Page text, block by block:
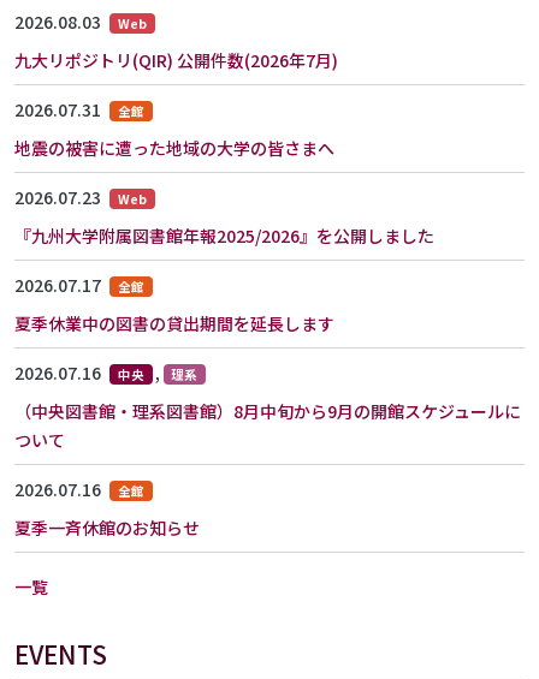
2026.08.03 Web
九大リポジトリ(QIR) 公開件数(2026年7月)
2026.07.31 全館
地震の被害に遭った地域の大学の皆さまへ
2026.07.23 Web
『九州大学附属図書館年報2025/2026』を公開しました
2026.07.17 全館
夏季休業中の図書の貸出期間を延長します
2026.07.16 中央 , 理系
（中央図書館・理系図書館）8月中旬から9月の開館スケジュールに
ついて
2026.07.16 全館
夏季一斉休館のお知らせ
一覧
EVENTS